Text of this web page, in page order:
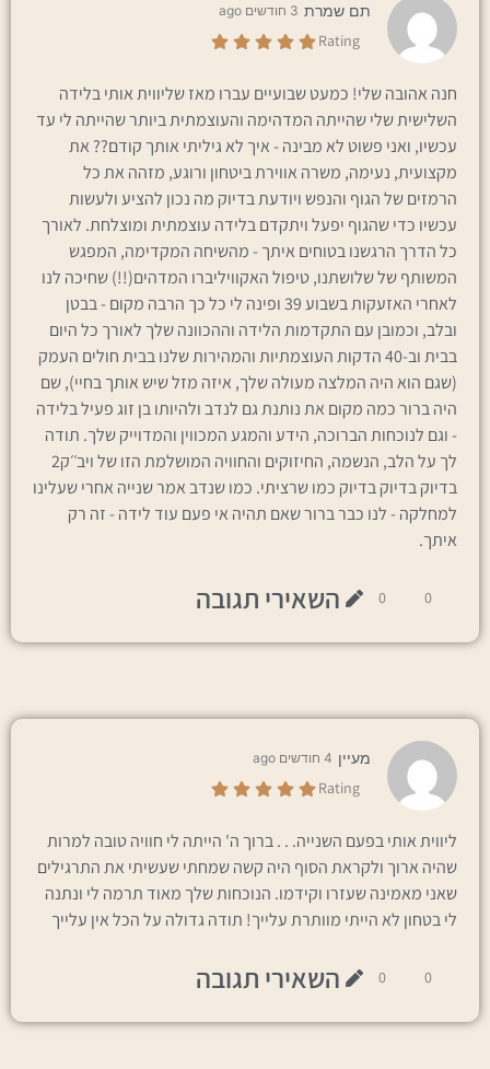
תם שמרת 3 חודשים ago
Rating
חנה אהובה שלי! כמעט שבועיים עברו מאז שליווית אותי בלידה
השלישית שלי שהייתה המדהימה והעוצמתית ביותר שהייתה לי עד
עכשיו, ואני פשוט לא מבינה - איך לא גיליתי אותך קודם?? את
מקצועית, נעימה, משרה אווירת ביטחון ורוגע, מזהה את כל
הרמזים של הגוף והנפש ויודעת בדיוק מה נכון להציע ולעשות
עכשיו כדי שהגוף יפעל ויתקדם בלידה עוצמתית ומוצלחת. לאורך
כל הדרך הרגשנו בטוחים איתך - מהשיחה המקדימה, המפגש
המשותף של שלושתנו, טיפול האקוויליברו המדהים(!!) שחיכה לנו
לאחרי האזעקות בשבוע 39 ופינה לי כל כך הרבה מקום - בבטן
ובלב, וכמובן עם התקדמות הלידה וההכוונה שלך לאורך כל היום
בבית וב-40 הדקות העוצמתיות והמהירות שלנו בבית חולים העמק
(שגם הוא היה המלצה מעולה שלך, איזה מזל שיש אותך בחיי), שם
היה ברור כמה מקום את נותנת גם לנדב ולהיותו בן זוג פעיל בלידה
- וגם לנוכחות הברוכה, הידע והמגע המכווין והמדוייק שלך. תודה
לך על הלב, הנשמה, החיזוקים והחוויה המושלמת הזו של ויב׳׳ק2
בדיוק בדיוק בדיוק כמו שרציתי. כמו שנדב אמר שנייה אחרי שעלינו
למחלקה - לנו כבר ברור שאם תהיה אי פעם עוד לידה - זה רק
איתך.
0
0 השאירי תגובה
מעיין 4 חודשים ago
Rating
ליווית אותי בפעם השנייה. . . ברוך ה' הייתה לי חוויה טובה למרות
שהיה ארוך ולקראת הסוף היה קשה שמחתי שעשיתי את התרגילים
שאני מאמינה שעזרו וקידמו. הנוכחות שלך מאוד תרמה לי ונתנה
לי בטחון לא הייתי מוותרת עלייך! תודה גדולה על הכל אין עלייך
0
0 השאירי תגובה